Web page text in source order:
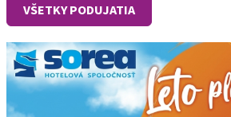
VŠETKY PODUJATIA